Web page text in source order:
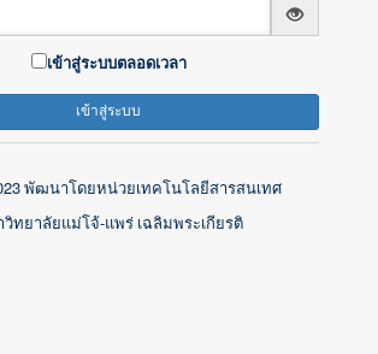
เข้าสู่ระบบตลอดเวลา
พัฒนาโดยหน่วยเทคโนโลยีสารสนเทศ
ทยาลัยแม่โจ้-แพร่ เฉลิมพระเกียรติ
Already a member ?Log in
าวิทยาลัยแม่โจ้-แพร่
เฉลิมพระเกียรติ
Reserved. Gentelella Alela! is a Bootstrap 3